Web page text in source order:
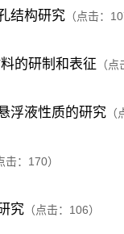
结构研究 （点击：
的研制和表征 （
浮液性质的研究
击： 170）
究 （点击： 106）